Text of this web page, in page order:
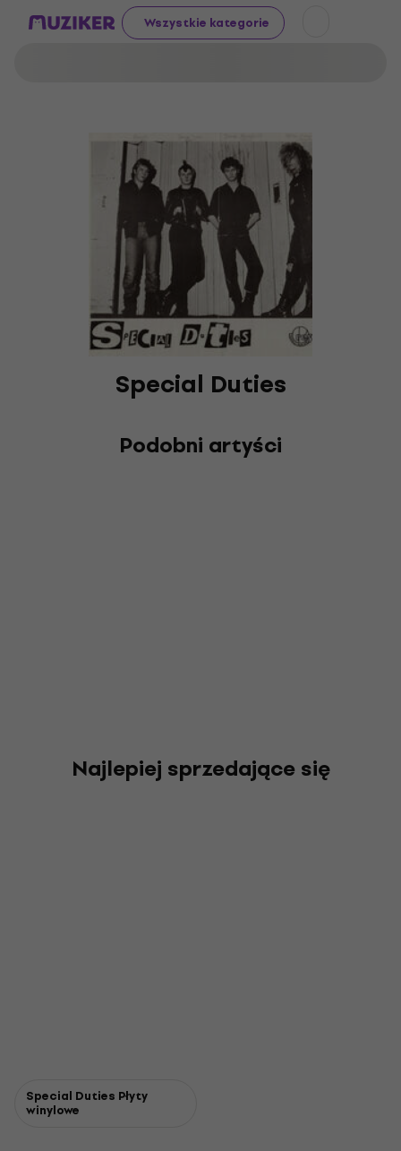
Wszystkie kategorie
Special Duties
Podobni artyści
Najlepiej sprzedające się
Special Duties Płyty
winylowe